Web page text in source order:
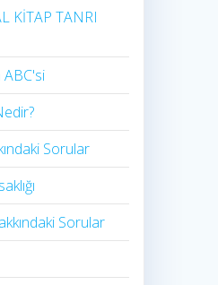
KİTAP TANRI
ABC'si
Sorular
Sorular